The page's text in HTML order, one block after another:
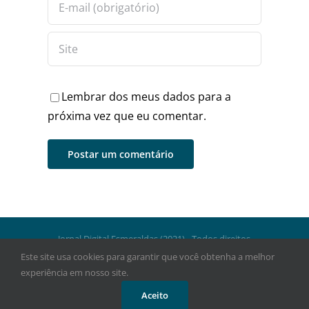
Lembrar dos meus dados para a
próxima vez que eu comentar.
Jornal Digital Esmeraldas (2021) - Todos direitos
reservados.
FacebookInstagram
Este site usa cookies para garantir que você obtenha a melhor
experiência em nosso site.
Aceito